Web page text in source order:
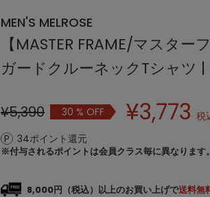
MEN'S MELROSE
【MASTER FRAME/マスタ
ガードクルーネックTシャツ
¥5,390 30 % OFF ¥3,773 税
34ポイント還元
※付与されるポイントは会員クラス毎に異なります。
8,000円（税込）以上のお買い上げで送料無